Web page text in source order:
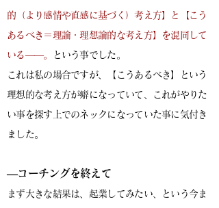
的（より感情や直感に基づく）考え方】と【こう
あるべき＝理論・理想論的な考え方】を混同して
いる――。 という事でした。
これは私の場合ですが、【こうあるべき】という
理想的な考え方が癖になっていて、これがやりた
い事を探す上でのネックになっていた事に気付き
ました。
―コーチングを終えて
まず大きな結果は、起業してみたい、という今ま